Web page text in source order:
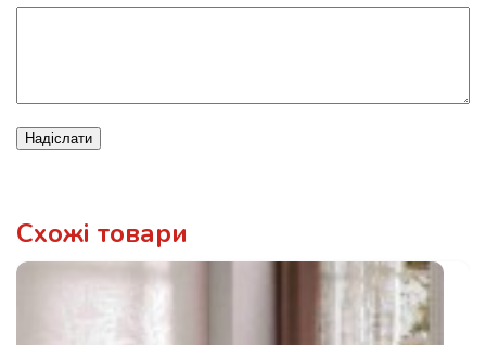
Надіслати
Схожі товари